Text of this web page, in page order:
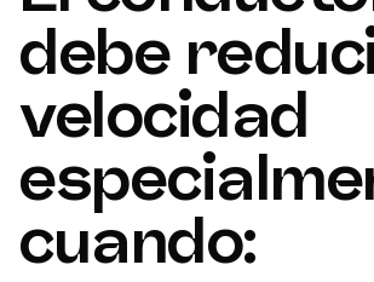
Revisión técnica
debe
velocidad
cuando: